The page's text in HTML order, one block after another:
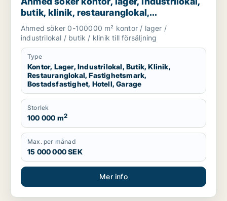
butik, klinik, restauranglokal,
fastighetsmark, bostadsfastighet, hotell
eller garage till salu i Nyköping,
Katrineholm eller Finspång m.fl.
Ahmed söker 0-100000 m² kontor / lager /
industrilokal / butik / klinik till försäljning
Type
Kontor, Lager, Industrilokal, Butik, Klinik,
Restauranglokal, Fastighetsmark,
Bostadsfastighet, Hotell, Garage
Storlek
100 000 m2
Max. per månad
15 000 000 SEK
Mer info